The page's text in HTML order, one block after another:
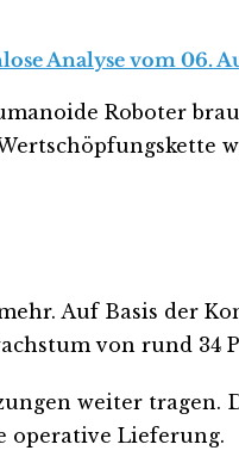
Analyse vom 06.
Roboter
Auf Basis der
von rund 34
weiter
operative Lieferung.